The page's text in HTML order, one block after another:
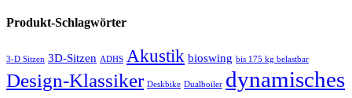
Produkt-Schlagwörter
3-D Sitzen 3D-Sitzen ADHS Akustik bioswing bis 175 kg belastbar
Design-Klassiker Deskbike Dualboiler dynamisches